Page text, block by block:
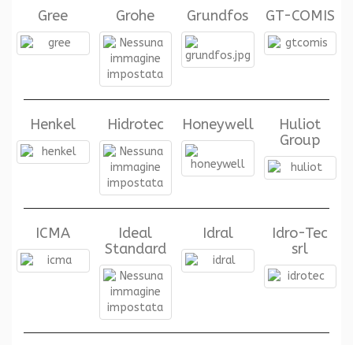
Gree Grohe Grundfos GT-COMIS
Henkel Hidrotec Honeywell
Huliot
Group
ICMA
Ideal
Standard
Idral
Idro-Tec
srl